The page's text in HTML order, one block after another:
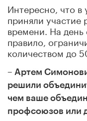
Интересно, что в
приняли участие
времени. На
правило,
количеством до
– Артем
решили
чем ваше
профсоюзов или